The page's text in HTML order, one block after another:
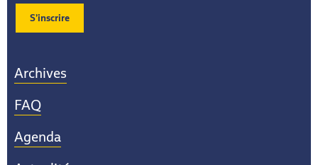
S’inscrire
Archives
FAQ
Agenda